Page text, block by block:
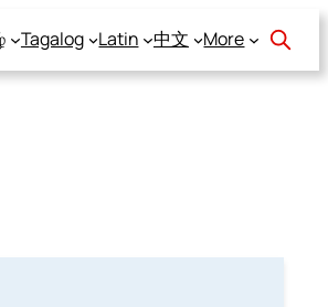
Tagalog Latin 中文 More